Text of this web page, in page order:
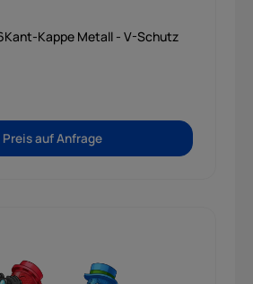
Kappe Metall - V-Schutz
Preis auf Anfrage